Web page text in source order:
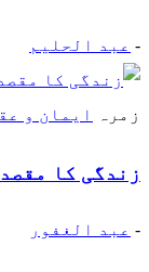
- عبد الحلیم
زمرہ ایمان و
زندگی کا
- عبد الغفور